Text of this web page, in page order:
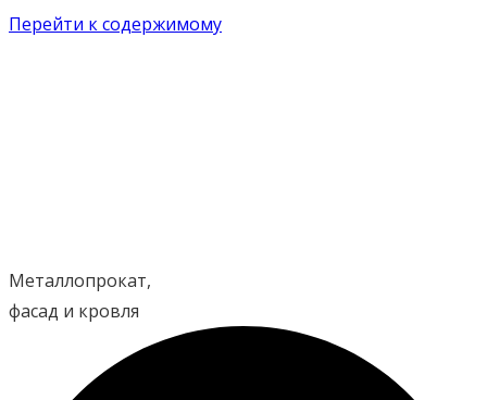
Перейти к содержимому
Металлопрокат,
фасад и кровля